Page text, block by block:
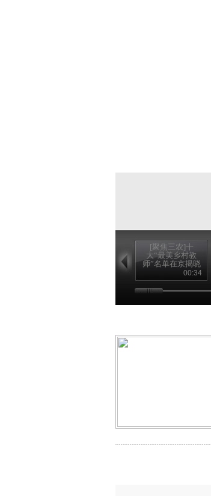
[聚焦三农]十
大“最美乡村教
师”名单在京揭晓
(20120910)00:34